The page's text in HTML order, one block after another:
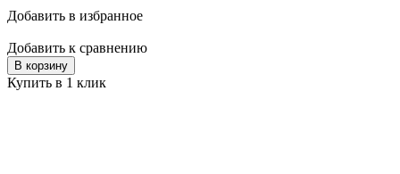
Добавить в избранное
Добавить к сравнению
В корзину
Купить в 1 клик